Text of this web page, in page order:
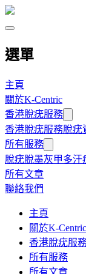
選單
主頁
關於K-Centric
香港脫疣服務
香港脫疣服務脫疣
所有服務
脫疣脫墨灰甲多汗
所有文章
聯絡我們
主頁
關於K-Centric
香港脫疣服
所有服務
所有文章